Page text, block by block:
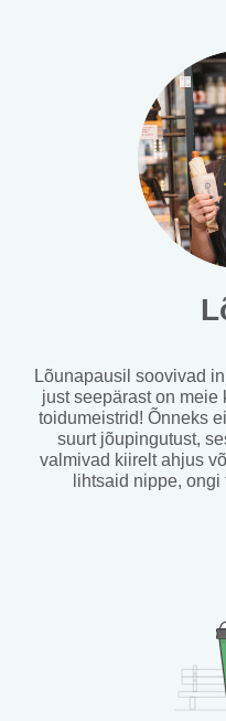
Lõunapausil soovivad
just seepärast on
toidumeistrid! Õnneks
suurt jõupingutust,
valmivad kiirelt ahjus
lihtsaid nippe,